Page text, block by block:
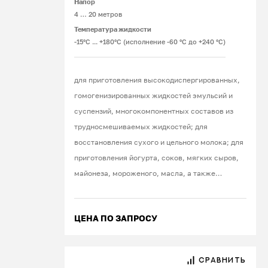
Шланговые насосы
(перистальтические)
таких насосов исключает контакт
перекачиваемой жидкости с рабочими
органами оборудования. Рабочая среда
движется по гибкому и упругому шлангу
при последовательном наружном
воздействии на него роликов или
башмаков. Это позволяет
беспроблемно перекачивать кровь
любой вязкости, со сгустками и
безусловным достоинствам шланговых
насосов относится простота
эксплуатационные затраты.
4 … 20 метров
Температура жидкости
-15°С ... +180°С (исполнение -60 °С до +240 °С)
для приготовления высокодиспергированных,
гомогенизированных жидкостей эмульсий и
суспензий, многокомпонентных составов из
трудносмешиваемых жидкостей; для
восстановления сухого и цельного молока; для
приготовления йогурта, соков, мягких сыров,
майонеза, мороженого, масла, а также
ЦЕНА ПО ЗАПРОСУ
СРАВНИТЬ